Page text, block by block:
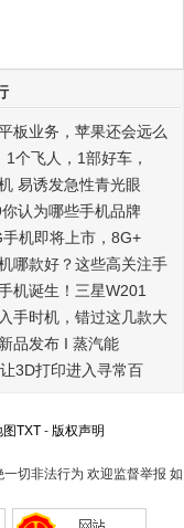
板业务，苹果还会远么
1个飞人，1部好车，
易诱发急性青光眼
认为哪些手机品牌
手机即将上市，8G+
哪款好？这些高关注手
机诞生！三星W201
手时机，错过这几款大
品发布 I 蒸汽能
3D打印进入寻常百
TXT- 版权声明
切非法行为 欢迎监督举报 如